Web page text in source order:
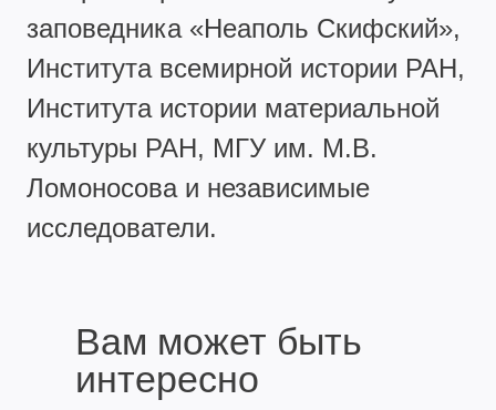
заповедника «Неаполь Скифский»,
Института всемирной истории РАН,
Института истории материальной
культуры РАН, МГУ им. М.В.
Ломоносова и независимые
исследователи.
Вам может быть
интересно